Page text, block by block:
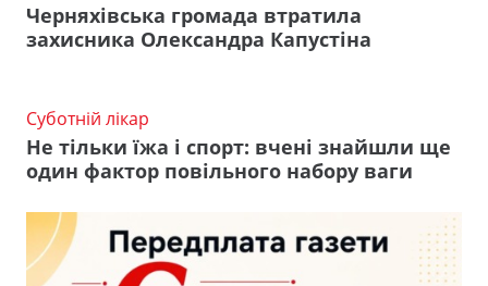
Черняхівська громада втратила
захисника Олександра Капустіна
Суботній лікар
Не тільки їжа і спорт: вчені знайшли ще
один фактор повільного набору ваги